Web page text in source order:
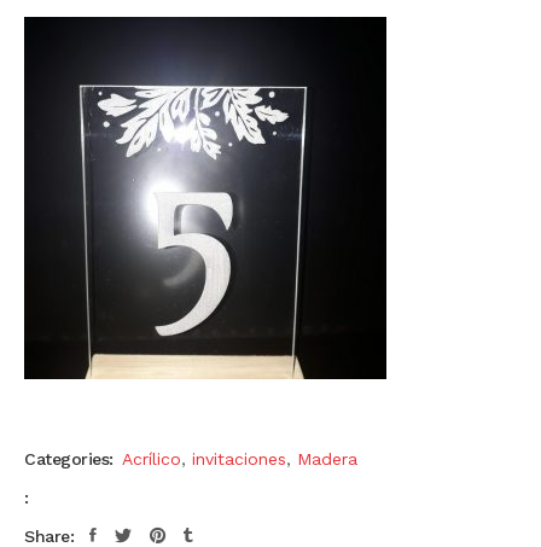
Categories: Acrílico, invitaciones, Madera
:
Share: